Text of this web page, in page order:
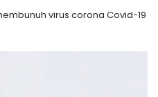
virus corona Covid-19